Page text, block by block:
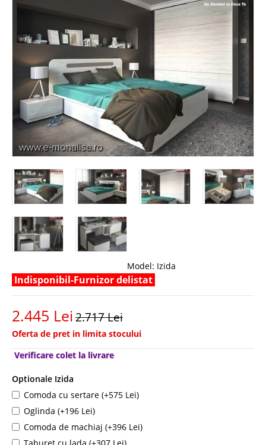
Model: Izida
Indisponibil-Furnizor delistat
2.445 Lei2.717 Lei
Oferta de pret in limita stocului
Verificare colet la livrare
Optionale Izida
Comoda cu sertare (+575 Lei)
Oglinda (+196 Lei)
Comoda de machiaj (+396 Lei)
Taburet cu lada (+307 Lei)